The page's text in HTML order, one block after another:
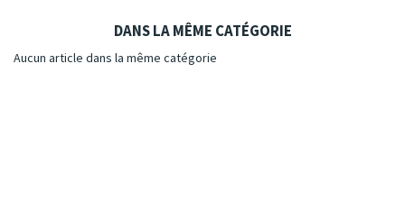
DANS LA MÊME CATÉGORIE
Aucun article dans la même catégorie